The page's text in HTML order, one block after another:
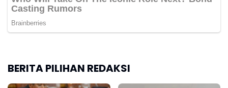
BERITA PILIHAN REDAKSI